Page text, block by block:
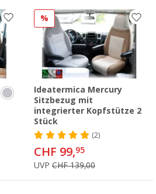
%
Ideatermica Mercury
Sitzbezug mit
integrierter Kopfstütze 2
Stück
(2)
CHF 99,95
UVP CHF 139,00